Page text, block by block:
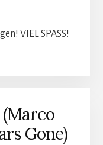
VIEL SPASS!
Gone)